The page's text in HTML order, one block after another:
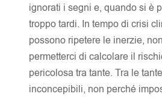
ignorati i segni e, quando si è
troppo tardi. In tempo di crisi
possono ripetere le inerzie,
permetterci di calcolare il
pericolosa tra tante. Tra le
inconcepibili, non perché